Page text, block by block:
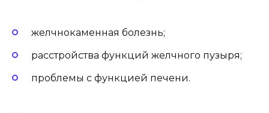
желчнокаменная болезнь;
расстройства функций желчного пузыря;
проблемы с функцией печени.